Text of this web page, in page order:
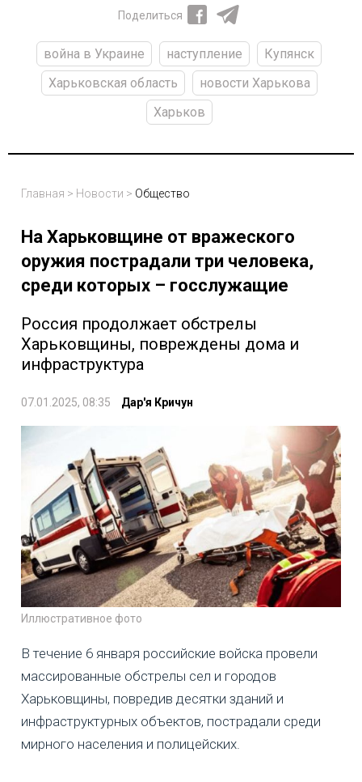
Поделиться
война в Украине наступление
Купянск
Харьковская область
новости Харькова
Харьков
Главная > Новости > Общество
На Харьковщине от вражеского
оружия пострадали три человека,
среди которых – госслужащие
Россия продолжает обстрелы
Харьковщины, повреждены дома и
инфраструктура
07.01.2025, 08:35 Дар'я Кричун
Иллюстративное фото
В течение 6 января российские войска провели
массированные обстрелы сел и городов
Харьковщины, повредив десятки зданий и
инфраструктурных объектов, пострадали среди
мирного населения и полицейских.